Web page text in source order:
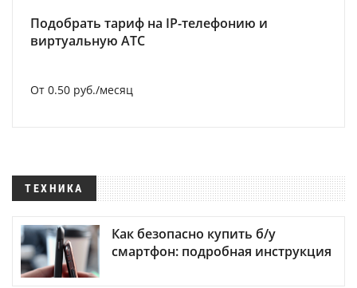
Подобрать тариф на IP-телефонию и
виртуальную АТС
От 0.50 руб./месяц
ТЕХНИКА
Как безопасно купить б/у
смартфон: подробная инструкция